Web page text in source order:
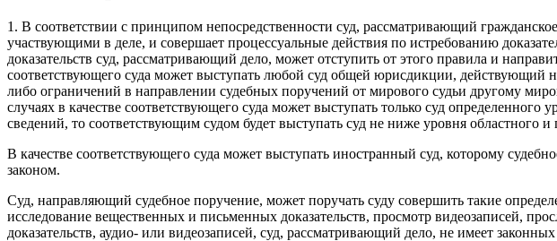
1. В соответствии с принципом непосредственности суд, рассматривающий
участвующими в деле, и совершает процессуальные действия по истребованию
доказательств суд, рассматривающий дело, может отступить от этого правила и
соответствующего суда может выступать любой суд общей юрисдикции, действующий
либо ограничений в направлении судебных поручений от мирового судьи другому
случаях в качестве соответствующего суда может выступать только суд
сведений, то соответствующим судом будет выступать суд не ниже уровня областного и
В качестве соответствующего суда может выступать иностранный суд, которому
законом.
Суд, направляющий судебное поручение, может поручать суду совершить такие
исследование вещественных и письменных доказательств, просмотр видеозаписей,
доказательств, аудио- или видеозаписей, суд, рассматривающий дело, не имеет